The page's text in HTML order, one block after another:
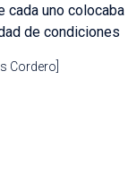
cada uno colocaba
de condiciones
Cordero]